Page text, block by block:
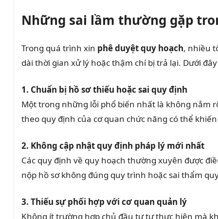
Những sai lầm thường gặp
Trong quá trình xin phê duyệt quy hoạch, nhiều
dài thời gian xử lý hoặc thậm chí bị trả lại. Dưới
1. Chuẩn bị hồ sơ thiếu hoặc sai quy định
Một trong những lỗi phổ biến nhất là không nắm
theo quy định của cơ quan chức năng có thể
2. Không cập nhật quy định pháp lý mới nhất
Các quy định về quy hoạch thường xuyên được
nộp hồ sơ không đúng quy trình hoặc sai thẩm
3. Thiếu sự phối hợp với cơ quan quản lý
Không ít trường hợp chủ đầu tư tự thực hiện mà